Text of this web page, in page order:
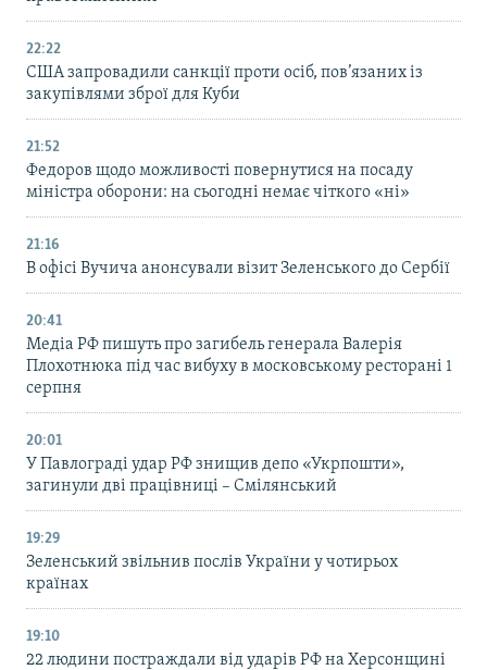
22:22
США запровадили санкції проти осіб, пов’язаних із
закупівлями зброї для Куби
21:52
Федоров щодо можливості повернутися на посаду
міністра оборони: на сьогодні немає чіткого «ні»
21:16
В офісі Вучича анонсували візит Зеленського до Сербії
20:41
Медіа РФ пишуть про загибель генерала Валерія
Плохотнюка під час вибуху в московському ресторані 1
серпня
20:01
У Павлограді удар РФ знищив депо «Укрпошти»,
загинули дві працівниці – Смілянський
19:29
Зеленський звільнив послів України у чотирьох
країнах
19:10
22 людини постраждали від ударів РФ на Херсонщині